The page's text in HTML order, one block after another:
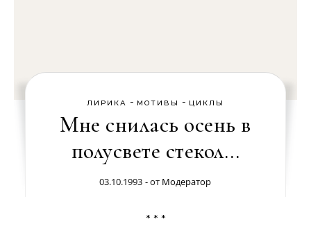
ЛИРИКА - МОТИВЫ - ЦИКЛЫ
Мне снилась осень в
полусвете стекол…
03.10.1993 - от Модератор
* * *